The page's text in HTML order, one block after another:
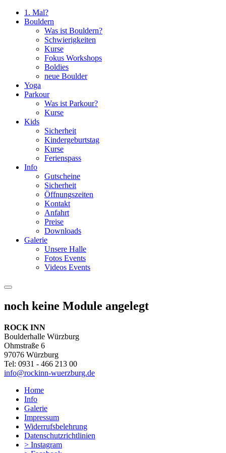
1. Mal?
Bouldern
Was ist Bouldern?
Schwierigkeiten
Kurse
Fokus Workshops
Boldies
neue Boulder
Yoga
Parkour
Was ist Parkour?
Kurse
Kids
Sicherheit
Kindergeburtstag
Kurse
Ferienspass
Info
Gutscheine
Sicherheit
Öffnungszeiten
Kontakt
Anfahrt
Preise
Downloads
Galerie
Unsere Halle
Fotos Events
Videos Events
noch keine Module angelegt
ROCK INN
Boulderhalle Würzburg
Ohmstraße 6
97076 Würzburg
Tel: 0931 - 466 213 00
info@rockinn-wuerzburg.de
Home
Info
Galerie
Impressum
Widerrufsbelehrung
Datenschutzrichtlinien
> Instagram